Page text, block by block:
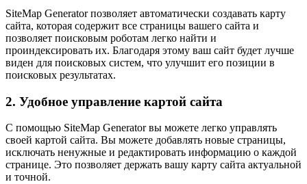
SiteMap Generator позволяет автоматически создавать карту
сайта, которая содержит все страницы вашего сайта и
позволяет поисковым роботам легко найти и
проиндексировать их. Благодаря этому ваш сайт будет лучше
виден для поисковых систем, что улучшит его позиции в
поисковых результатах.
2. Удобное управление картой сайта
С помощью SiteMap Generator вы можете легко управлять
своей картой сайта. Вы можете добавлять новые страницы,
исключать ненужные и редактировать информацию о каждой
странице. Это позволяет держать вашу карту сайта актуальной
и точной.